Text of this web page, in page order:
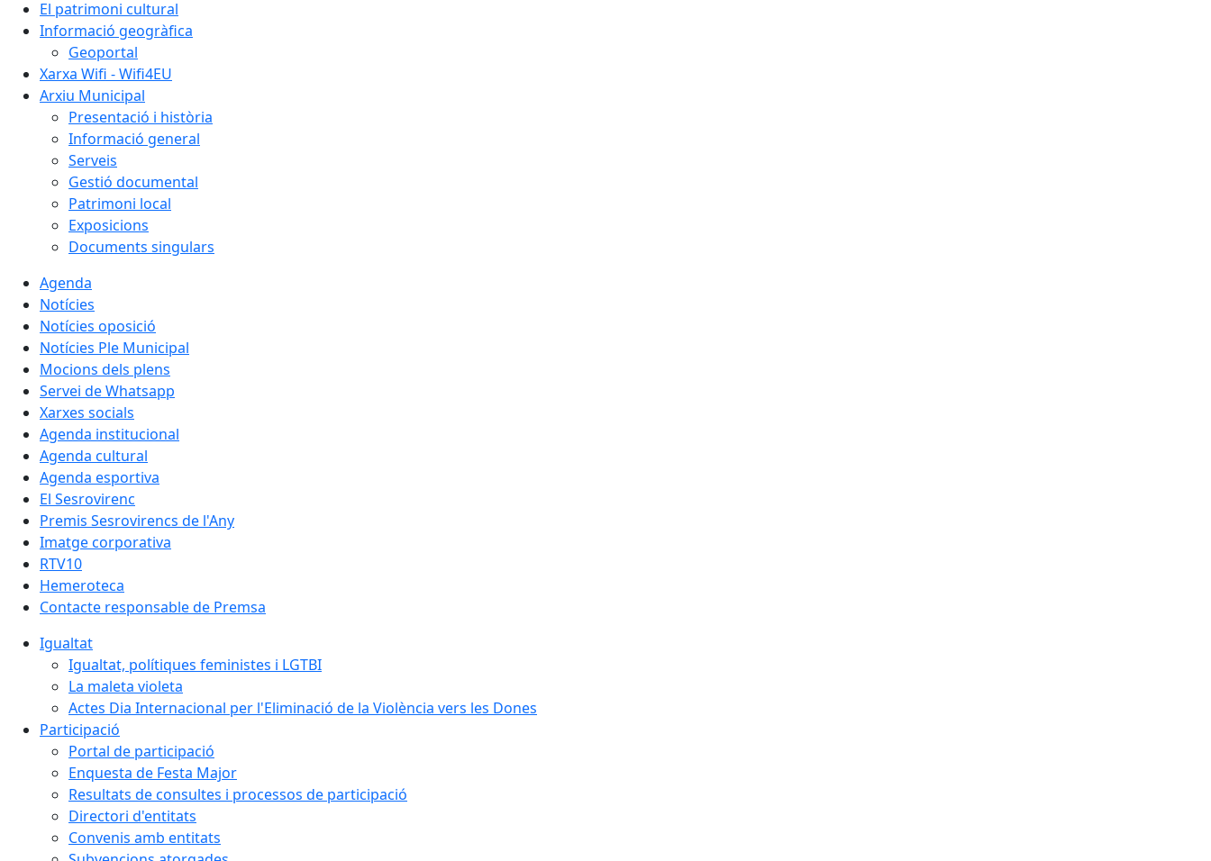
El patrimoni cultural
Informació geogràfica
Geoportal
Xarxa Wifi - Wifi4EU
Arxiu Municipal
Presentació i història
Informació general
Serveis
Gestió documental
Patrimoni local
Exposicions
Documents singulars
Agenda
Notícies
Notícies oposició
Notícies Ple Municipal
Mocions dels plens
Servei de Whatsapp
Xarxes socials
Agenda institucional
Agenda cultural
Agenda esportiva
El Sesrovirenc
Premis Sesrovirencs de l'Any
Imatge corporativa
RTV10
Hemeroteca
Contacte responsable de Premsa
Igualtat
Igualtat, polítiques feministes i LGTBI
La maleta violeta
Actes Dia Internacional per l'Eliminació de la Violència vers les Dones
Participació
Portal de participació
Enquesta de Festa Major
Resultats de consultes i processos de participació
Directori d'entitats
Convenis amb entitats